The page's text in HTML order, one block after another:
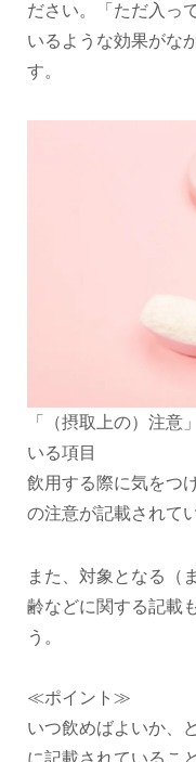
ださい。「ただ入っ
いるような効果がな
す。
「（摂取上の）注
いる項目
飲用する際に気をつ
の注意が記載されて
また、対象となる（
齢などに関する記載
う。
≪ポイント≫
いつ飲めばよいか、